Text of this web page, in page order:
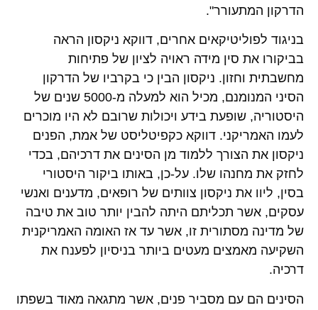
הדרקון המתעורר".
בניגוד לפוליטיקאים אחרים, דווקא ניקסון הראה
בביקורו את סין מידה ראויה לציון של פתיחות
מחשבתית וחזון. ניקסון הבין כי בקרביו של הדרקון
הסיני המנומנם, מכיל הוא למעלה מ-5000 שנים של
היסטוריה, שופעת בידע ויכולות שרובם לא היו מוכרים
לעמו האמריקני. דווקא כקפיטליסט של אמת, הפנים
ניקסון את הצורך ללמוד מן הסינים את דרכיהם, בכדי
לחזק את מחנהו שלו. על-כן, באותו ביקור היסטורי
בסין, ליוו את ניקסון צוותים של רופאים, מדענים ואנשי
עסקים, אשר תכליתם היתה להבין יותר טוב את טיבה
של מדינה מסתורית זו, אשר עד אז האומה האמריקנית
השקיעה מאמצים מעטים ביותר בניסיון לפענח את
דרכיה.
הסינים הם עם מסביר פנים, אשר מתגאה מאוד בשפתו